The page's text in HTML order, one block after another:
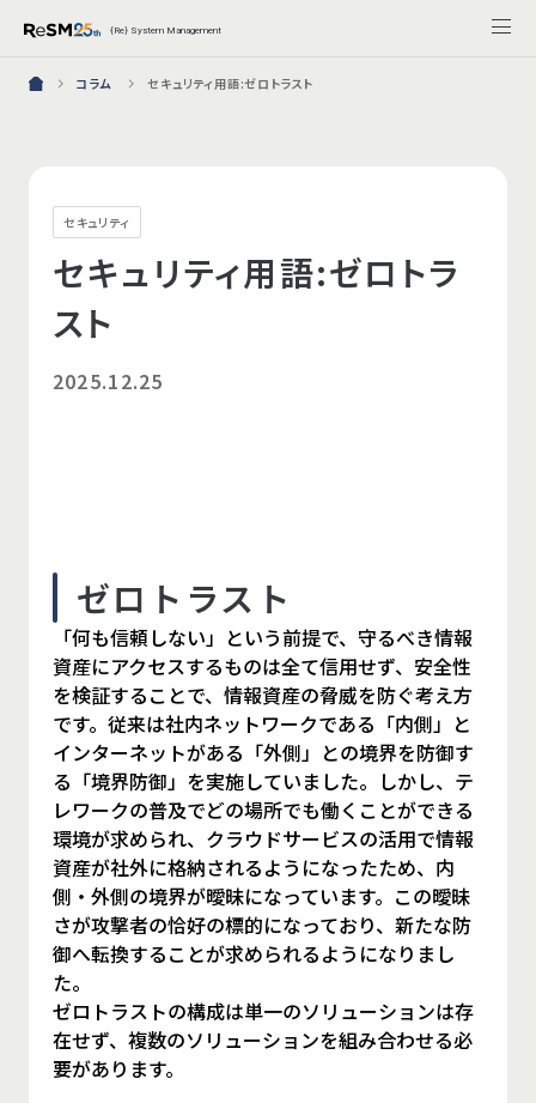
{Re} System Management
コラム セキュリティ用語:ゼロトラスト
セキュリティ
セキュリティ用語:ゼロトラ
スト
2025.12.25
ゼロトラスト
「何も信頼しない」という前提で、守るべき情報
資産にアクセスするものは全て信用せず、安全性
を検証することで、情報資産の脅威を防ぐ考え方
です。従来は社内ネットワークである「内側」と
インターネットがある「外側」との境界を防御す
る「境界防御」を実施していました。しかし、テ
レワークの普及でどの場所でも働くことができる
環境が求められ、クラウドサービスの活用で情報
資産が社外に格納されるようになったため、内
側・外側の境界が曖昧になっています。この曖昧
さが攻撃者の恰好の標的になっており、新たな防
御へ転換することが求められるようになりまし
た。
ゼロトラストの構成は単一のソリューションは存
在せず、複数のソリューションを組み合わせる必
要があります。